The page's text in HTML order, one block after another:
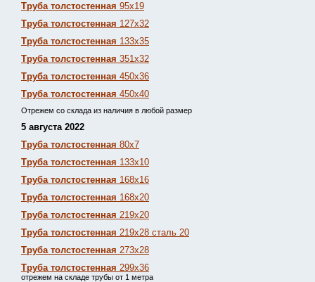
Труба толстостенная 95х19
Труба толстостенная 127х32
Труба толстостенная 133х35
Труба толстостенная 351х32
Труба толстостенная 450х36
Труба толстостенная 450х40
Отрежем со склада из наличия в любой размер
5 августа 2022
Труба толстостенная 80х7
Труба толстостенная 133х10
Труба толстостенная 168х16
Труба толстостенная 168х20
Труба толстостенная 219х20
Труба толстостенная 219х28 сталь 20
Труба толстостенная 273х28
Труба толстостенная 299х36
отрежем на складе трубы от 1 метра